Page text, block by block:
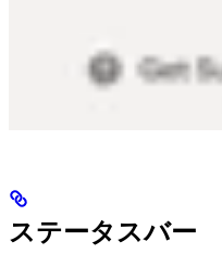
ステータスバー